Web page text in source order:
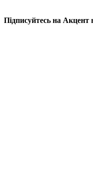
Підписуйтесь на Акцент